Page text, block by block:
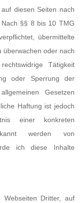
diesen Seiten nach
§§ 8 bis 10 TMG
übermittelte
überwachen oder nach
Tätigkeit
oder Sperrung der
Gesetzen
Haftung ist jedoch
einer konkreten
werden von
ich diese Inhalte
Webseiten Dritter, auf